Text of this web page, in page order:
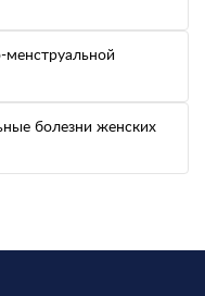
менструальной
болезни женских